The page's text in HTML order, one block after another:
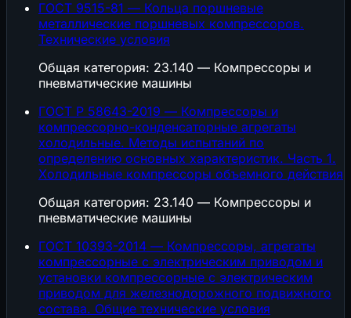
ГОСТ 9515-81 — Кольца поршневые
металлические поршневых компрессоров.
Технические условия
Общая категория: 23.140 — Компрессоры и
пневматические машины
ГОСТ Р 58643-2019 — Компрессоры и
компрессорно-конденсаторные агрегаты
холодильные. Методы испытаний по
определению основных характеристик. Часть 1.
Холодильные компрессоры объемного действия
Общая категория: 23.140 — Компрессоры и
пневматические машины
ГОСТ 10393-2014 — Компрессоры, агрегаты
компрессорные с электрическим приводом и
установки компрессорные с электрическим
приводом для железнодорожного подвижного
состава. Общие технические условия